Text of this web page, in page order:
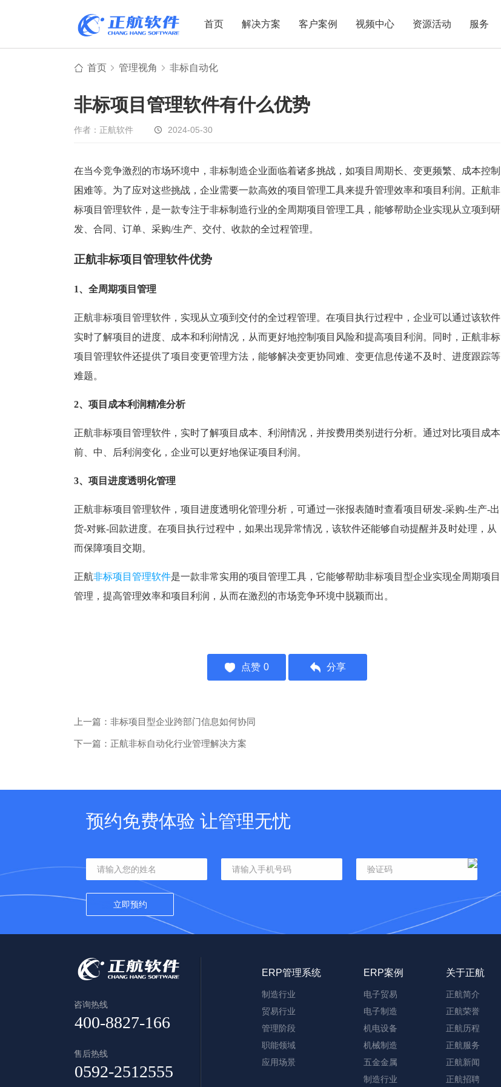
首页 解决方案
设备制造
非标自动化
电子制造
装备制造
机械行业
五金行业
PCB行业
智能制造
查看更多>
电子贸易
大宗贸易
IC贸易行业
项目型接单
批发类销售
查看更多>
销售管理
成本核算
财务管理
查看更多>
移动报工
智能物流
报价接单
查看更多>
客户案例
机电设备 家用电器
视频中心 资源活动 服务
首页 管理视角 非标自动化
非标项目管理软件有什么优势
作者：正航软件 2024-05-30
在当今竞争激烈的市场环境中，非标制造企业面临着诸多挑战，如项目周期长、变更频繁、成本控制
困难等。为了应对这些挑战，企业需要一款高效的项目管理工具来提升管理效率和项目利润。正航非
标项目管理软件，是一款专注于非标制造行业的全周期项目管理工具，能够帮助企业实现从立项到研
发、合同、订单、采购/生产、交付、收款的全过程管理。
正航非标项目管理软件优势
1、全周期项目管理
正航非标项目管理软件，实现从立项到交付的全过程管理。在项目执行过程中，企业可以通过该软件
实时了解项目的进度、成本和利润情况，从而更好地控制项目风险和提高项目利润。同时，正航非标
项目管理软件还提供了项目变更管理方法，能够解决变更协同难、变更信息传递不及时、进度跟踪等
难题。
2、项目成本利润精准分析
正航非标项目管理软件，实时了解项目成本、利润情况，并按费用类别进行分析。通过对比项目成本
前、中、后利润变化，企业可以更好地保证项目利润。
3、项目进度透明化管理
正航非标项目管理软件，项目进度透明化管理分析，可通过一张报表随时查看项目研发-采购-生产-出
货-对账-回款进度。在项目执行过程中，如果出现异常情况，该软件还能够自动提醒并及时处理，从
而保障项目交期。
正航非标项目管理软件是一款非常实用的项目管理工具，它能够帮助非标项目型企业实现全周期项目
管理，提高管理效率和项目利润，从而在激烈的市场竞争环境中脱颖而出。
点赞 0 分享
上一篇：非标项目型企业跨部门信息如何协同
下一篇：正航非标自动化行业管理解决方案
预约免费体验 让管理无忧
咨询热线
售后热线
ERP管理系统
制造行业
贸易行业
管理阶段
职能领域
应用场景
ERP案例
电子贸易
电子制造
机电设备
机械制造
五金金属
制造行业
关于正航
正航简介
正航荣誉
正航历程
正航服务
正航新闻
正航招聘